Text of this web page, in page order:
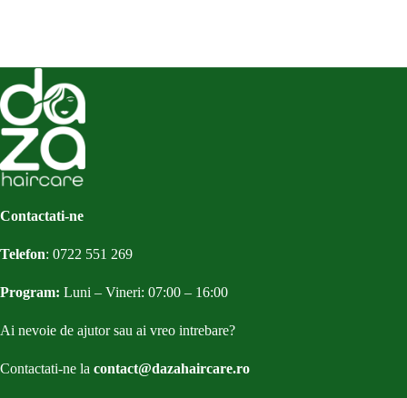
Contactati-ne
Telefon: 0722 551 269
Program: Luni – Vineri: 07:00 – 16:00
Ai nevoie de ajutor sau ai vreo intrebare?
Contactati-ne la contact@dazahaircare.ro